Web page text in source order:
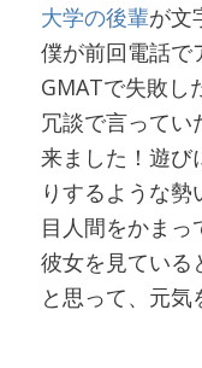
大学の後輩が文
僕が前回電話で
GMATで失敗し
冗談で言ってい
来ました！遊び
りするような
目人間をかまっ
彼女を見ている
と思って、元気